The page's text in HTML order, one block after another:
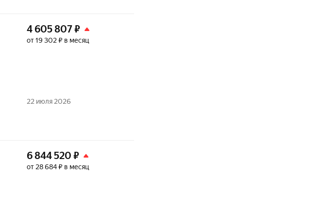
4 605 807₽
от 19 302 ₽ в месяц
22 июля 2026
6 844 520 ₽
от 28 684 ₽ в месяц